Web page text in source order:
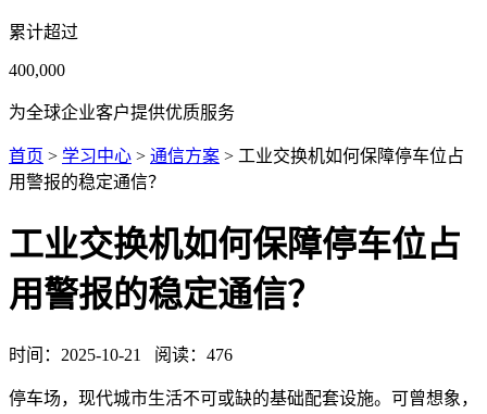
累计超过
400,000
为全球企业客户提供优质服务
首页 > 学习中心 > 通信方案 > 工业交换机如何保障停车位占
用警报的稳定通信？
工业交换机如何保障停车位占
用警报的稳定通信？
时间： 2025-10-21 阅读： 476
停车场，现代城市生活不可或缺的基础配套设施。可曾想象，